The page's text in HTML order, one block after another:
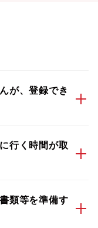
が、登録でき
行く時間が取
類等を準備す